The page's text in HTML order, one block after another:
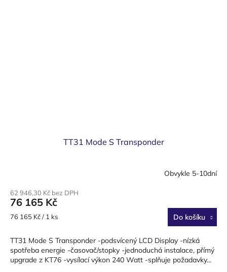
TT31 Mode S Transponder
Obvykle 5-10dní
62 946,30 Kč bez DPH
76 165 Kč
Měrná
76 165 Kč / 1 ks Do košíku
TT31 Mode S Transponder -podsvícený LCD Display -nízká
spotřeba energie -časovač/stopky -jednoduchá instalace, přímý
upgrade z KT76 -vysílací výkon 240 Watt -splňuje požadavky...